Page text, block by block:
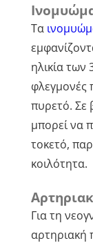
Τα
ηλικία των
φλεγμονές
πυρετό. Σε
μπορεί να
τοκετό,
κοιλότητα.
Για τη
αρτηριακή